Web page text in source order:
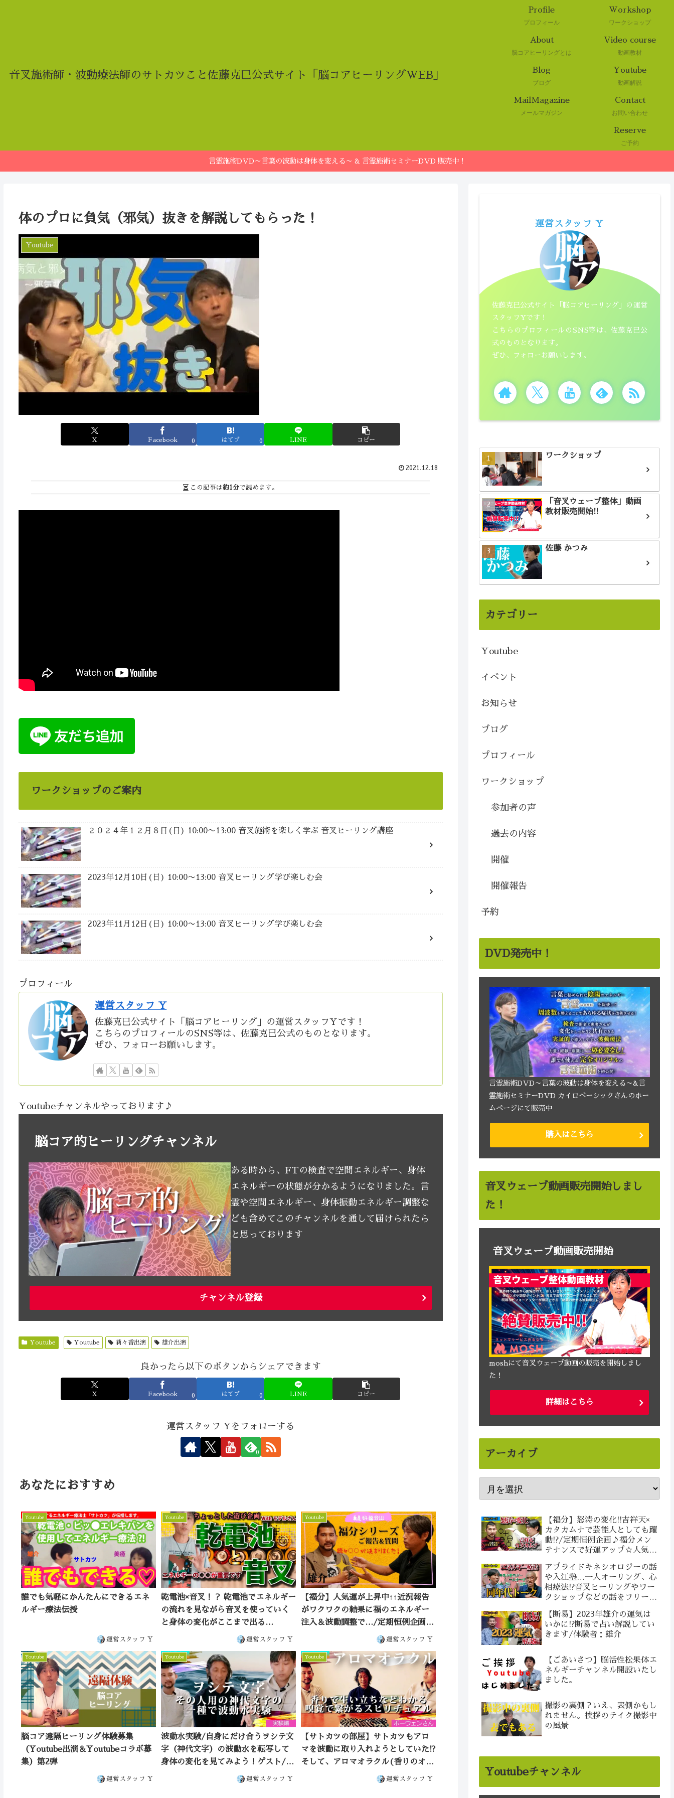
音叉施術師・波動療法師のサトカツこと佐藤克巳公式サイト「脳コアヒーリングWEB」
Profile
プロフィール
Workshop
ワークショップ
About
脳コアヒーリングとは
Video course
動画教材
Blog
ブログ
Youtube
動画解説
MailMagazine
メールマガジン
Contact
お問い合わせ
Reserve
ご予約
言霊施術DVD～言葉の波動は身体を変える～ & 言霊施術セミナーDVD 販売中！
体のプロに負気（邪気）抜きを解説してもらった！
Youtube
X Facebook 0 はてブ 0 LINE コピー
2021.12.18
この記事は約1分で読めます。
ワークショップのご案内
２０２４年１２月８日(日) 10:00〜13:00 音叉施術を楽しく学ぶ 音叉ヒーリング講座
2023年12月10日(日) 10:00〜13:00 音叉ヒーリング学び楽しむ会
2023年11月12日(日) 10:00〜13:00 音叉ヒーリング学び楽しむ会
プロフィール
運営スタッフ Y
佐藤克巳公式サイト「脳コアヒーリング」の運営スタッフYです！
こちらのプロフィールのSNS等は、佐藤克巳公式のものとなります。
ぜひ、フォローお願いします。
Youtubeチャンネルやっております♪
脳コア的ヒーリングチャンネル
ある時から、FTの検査で空間エネルギー、身体
エネルギーの状態が分かるようになりました。言
霊や空間エネルギー、身体振動エネルギー調整な
ども含めてこのチャンネルを通して届けられたら
と思っております
チャンネル登録
Youtube Youtube 莉々香出演 雄介出演
良かったら以下のボタンからシェアできます
X Facebook 0 はてブ 0 LINE コピー
運営スタッフ Yをフォローする
0
あなたにおすすめ
Youtube
誰でも気軽にかんたんにできるエネ
ルギー療法伝授
運営スタッフ Y
Youtube
乾電池×音叉！？ 乾電池でエネルギー
の流れを見ながら音叉を使っていく
と身体の変化がここまで出る…
運営スタッフ Y
Youtube
【福分】人気運が上昇中↑↑近況報告
がワクワクの結果に福のエネルギー
注入＆波動調整で…/定期恒例企画♪
福分メンテナンスで好運アップ☆人
者：雄介
運営スタッフ Y
Youtube
脳コア遠隔ヒーリング体験募集
（Youtube出演＆Youtubeコラボ募
集）第2弾
運営スタッフ Y
Youtube
波動水実験/自身にだけ合うヲシテ文
字（神代文字）の波動水を転写して
身体の変化を見てみよう！ゲスト/ア
ロマンシー ボーウェンさん
運営スタッフ Y
Youtube
【サトカツの部屋】サトカツもアロ
マを波動に取り入れようとしていた!?
そして、アロマオラクル(香りのオラ
クル)の話へ… ゲスト/アロマンシー
運営スタッフ Y
運営スタッフ Y
佐藤克巳公式サイト「脳コアヒーリング」の運営
スタッフYです！
こちらのプロフィールのSNS等は、佐藤克巳公
式のものとなります。
ぜひ、フォローお願いします。
ワークショップ
「音叉ウェーブ整体」動画
教材販売開始!!
佐藤 かつみ
カテゴリー
Youtube
イベント
お知らせ
ブログ
プロフィール
ワークショップ
参加者の声
過去の内容
開催
開催報告
予約
DVD発売中！
言霊施術DVD～言葉の波動は身体を変える～&言
霊施術セミナーDVD カイロベーシックさんのホー
ムページにて販売中
購入はこちら
音叉ウェーブ動画販売開始しまし
た！
音叉ウェーブ動画販売開始
moshにて音叉ウェーブ動画の販売を開始しまし
た！
詳細はこちら
アーカイブ
【福分】怒涛の変化!!吉祥天×
カタカムナで芸能人としても躍
動!?/定期恒例企画♪福分メン
テナンスで好運アップ☆人気運
＆仕事運の波動調整付き♪体験
者：雄介
アプライドキネシオロジーの話
や入江塾…一人オーリング、心
相療法!?音叉ヒーリングやワー
クショップなどの話をフリート
ヒーラー 西野健さん
【断易】2023年雄介の運気は
いかに!?断易で占い解説してい
きます/体験者：雄介
【ごあいさつ】脳活性松果体エ
ネルギーチャンネル開設いたし
ました。
撮影の裏側？いえ、表側かもし
れません。挨拶のテイク撮影中
の風景
Youtubeチャンネル